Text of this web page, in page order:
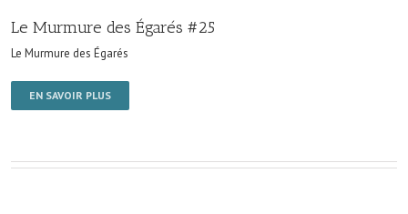
Le Murmure des Égarés #25
Le Murmure des Égarés
EN SAVOIR PLUS